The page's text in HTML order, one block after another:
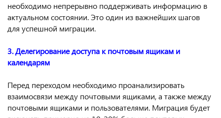
необходимо непрерывно поддерживать информацию в
актуальном состоянии. Это один из важнейших шагов
для успешной миграции.
3. Делегирование доступа к почтовым ящикам и
календарям
Перед переходом необходимо проанализировать
взаимосвязи между почтовыми ящиками, а также между
почтовыми ящиками и пользователями. Миграция будет